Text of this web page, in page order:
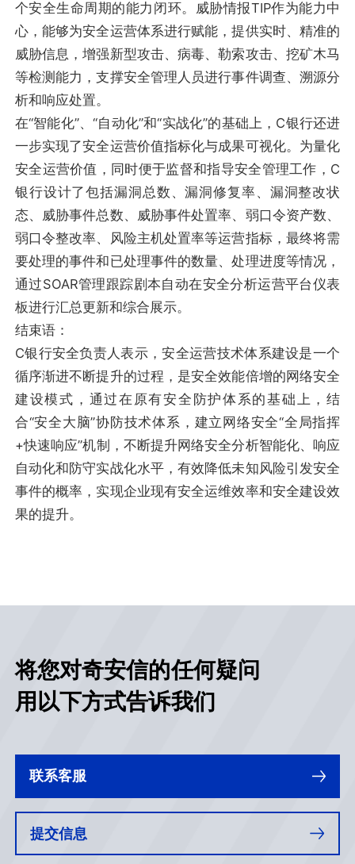
个安全生命周期的能力闭环。威胁情报TIP作为能力中
心，能够为安全运营体系进行赋能，提供实时、精准的
威胁信息，增强新型攻击、病毒、勒索攻击、挖矿木马
等检测能力，支撑安全管理人员进行事件调查、溯源分
析和响应处置。
在“智能化”、“自动化”和“实战化”的基础上，C银行还进
一步实现了安全运营价值指标化与成果可视化。为量化
安全运营价值，同时便于监督和指导安全管理工作，C
银行设计了包括漏洞总数、漏洞修复率、漏洞整改状
态、威胁事件总数、威胁事件处置率、弱口令资产数、
弱口令整改率、风险主机处置率等运营指标，最终将需
要处理的事件和已处理事件的数量、处理进度等情况，
通过SOAR管理跟踪剧本自动在安全分析运营平台仪表
板进行汇总更新和综合展示。
结束语：
C银行安全负责人表示，安全运营技术体系建设是一个
循序渐进不断提升的过程，是安全效能倍增的网络安全
建设模式，通过在原有安全防护体系的基础上，结
合“安全大脑”协防技术体系，建立网络安全“全局指挥
+快速响应”机制，不断提升网络安全分析智能化、响应
自动化和防守实战化水平，有效降低未知风险引发安全
事件的概率，实现企业现有安全运维效率和安全建设效
果的提升。
将您对奇安信的任何疑问
用以下方式告诉我们
联系客服
提交信息